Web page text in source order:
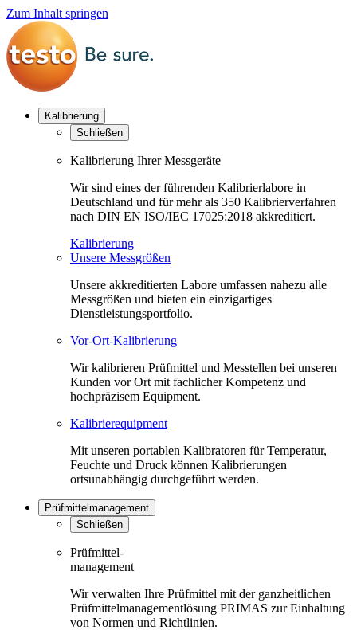
Zum Inhalt springen
Kalibrierung
Schließen
Kalibrierung Ihrer Messgeräte
Wir sind eines der führenden Kalibrierlabore in
Deutschland und für mehr als 350 Kalibrierverfahren
nach DIN EN ISO/IEC 17025:2018 akkreditiert.
Kalibrierung
Unsere Messgrößen
Unsere akkreditierten Labore umfassen nahezu alle
Messgrößen und bieten ein einzigartiges
Dienstleistungsportfolio.
Vor-Ort-Kalibrierung
Wir kalibrieren Prüfmittel und Messtellen bei unseren
Kunden vor Ort mit fachlicher Kompetenz und
hochpräzisem Equipment.
Kalibrierequipment
Mit unseren portablen Kalibratoren für Temperatur,
Feuchte und Druck können Kalibrierungen
ortsunabhängig durchgeführt werden.
Prüfmittelmanagement
Schließen
Prüfmittel-
management
Wir verwalten Ihre Prüfmittel mit der ganzheitlichen
Prüfmittelmanagementlösung PRIMAS zur Einhaltung
von Normen und Richtlinien.